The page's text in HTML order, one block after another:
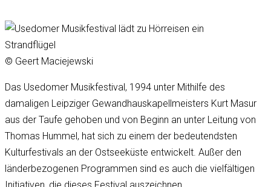
Strandflügel
© Geert Maciejewski
Das Usedomer Musikfestival, 1994 unter Mithilfe des
damaligen Leipziger Gewandhauskapellmeisters Kurt Masur
aus der Taufe gehoben und von Beginn an unter Leitung von
Thomas Hummel, hat sich zu einem der bedeutendsten
Kulturfestivals an der Ostseeküste entwickelt. Außer den
länderbezogenen Programmen sind es auch die vielfältigen